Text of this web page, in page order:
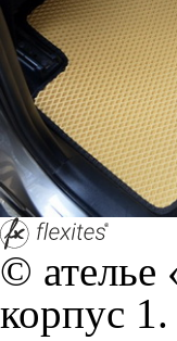
© ателье
корпус 1.
На нашем